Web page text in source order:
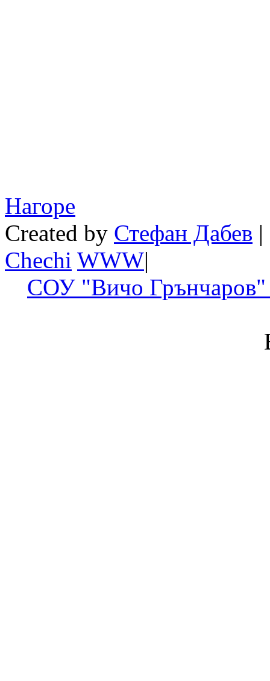
Нагоре
Created by Стефан Дабев
Chechi WWW|
СОУ "Вичо Грънчаров"